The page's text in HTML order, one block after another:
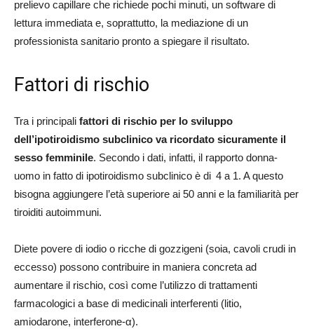
prelievo capillare che richiede pochi minuti, un software di
lettura immediata e, soprattutto, la mediazione di un
professionista sanitario pronto a spiegare il risultato.
Fattori di rischio
Tra i principali fattori di rischio per lo sviluppo
dell’ipotiroidismo subclinico va ricordato sicuramente il
sesso femminile. Secondo i dati, infatti, il rapporto donna-
uomo in fatto di ipotiroidismo subclinico è di 4 a 1. A questo
bisogna aggiungere l’età superiore ai 50 anni e la familiarità per
tiroiditi autoimmuni.
Diete povere di iodio o ricche di gozzigeni (soia, cavoli crudi in
eccesso) possono contribuire in maniera concreta ad
aumentare il rischio, così come l’utilizzo di trattamenti
farmacologici a base di medicinali interferenti (litio,
amiodarone, interferone‑α).